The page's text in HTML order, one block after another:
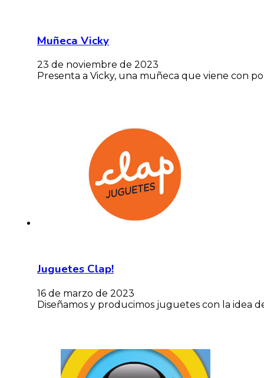
Muñeca Vicky
23 de noviembre de 2023
Presenta a Vicky, una muñeca que viene con
Juguetes Clap!
16 de marzo de 2023
Diseñamos y producimos juguetes con la idea